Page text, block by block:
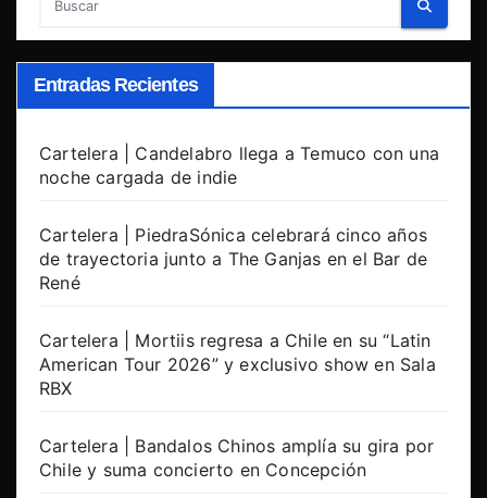
Entradas Recientes
Cartelera | Candelabro llega a Temuco con una
noche cargada de indie
Cartelera | PiedraSónica celebrará cinco años
de trayectoria junto a The Ganjas en el Bar de
René
Cartelera | Mortiis regresa a Chile en su “Latin
American Tour 2026” y exclusivo show en Sala
RBX
Cartelera | Bandalos Chinos amplía su gira por
Chile y suma concierto en Concepción